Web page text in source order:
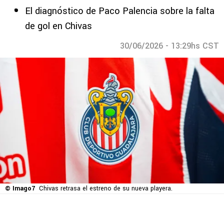
El diagnóstico de Paco Palencia sobre la falta
de gol en Chivas
30/06/2026 - 13:29hs CST
© Imago7 Chivas retrasa el estreno de su nueva playera.